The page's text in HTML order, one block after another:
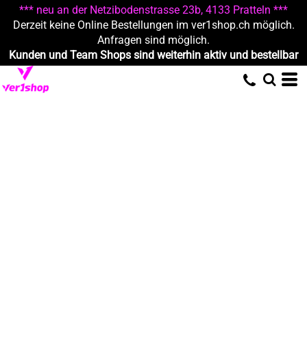
*** neu an der Netzibodenstrasse 23b, 4133 Pratteln ***
Derzeit keine Online Bestellungen im ver1shop.ch möglich.
Anfragen sind möglich.
Kunden und Team Shops sind weiterhin aktiv und bestellbar